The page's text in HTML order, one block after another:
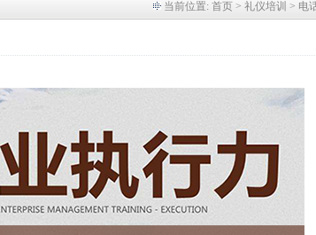
当前位置: 首页 > 礼仪培训 > 电